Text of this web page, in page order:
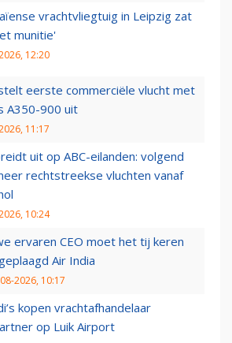
vrachtvliegtuig in Leipzig zat
munitie'
12:20
eerste commerciële vlucht met
A350-900 uit
11:17
uit op ABC-eilanden: volgend
rechtstreekse vluchten vanaf
10:24
ervaren CEO moet het tij keren
Air India
2026, 10:17
kopen vrachtafhandelaar
op Luik Airport